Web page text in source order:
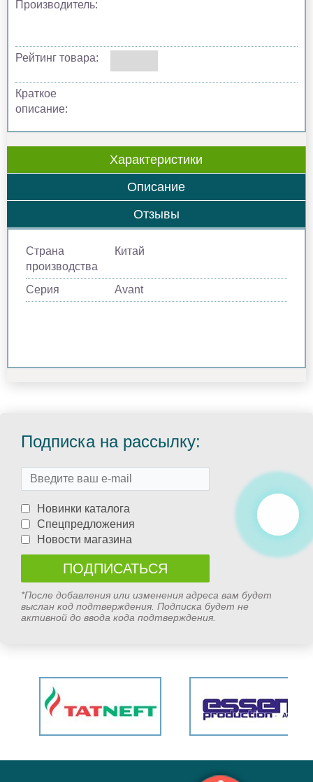
Производитель:
Рейтинг товара:
Краткое
описание:
Характеристики
Описание
Отзывы
Страна
производства
Китай
Серия Avant
Подписка на рассылку:
Новинки каталога
Спецпредложения
Новости магазина
*После добавления или изменения адреса вам будет
выслан код подтверждения. Подписка будет не
активной до ввода кода подтверждения.